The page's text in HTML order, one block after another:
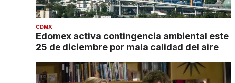
CDMX
Edomex activa contingencia ambiental este
25 de diciembre por mala calidad del aire